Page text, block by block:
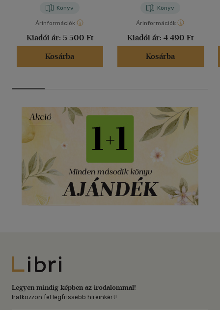
Könyv
Árinformációk
Kiadói ár: 5 500 Ft
Kosárba
Könyv
Árinformációk
Kiadói ár: 4 490 Ft
Kosárba
Libri
Legyen mindig képben az irodalommal!
Iratkozzon fel legfrissebb híreinkért!